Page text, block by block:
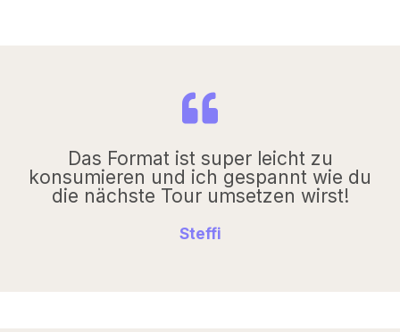
Das Format ist super leicht zu
konsumieren und ich gespannt wie du
die nächste Tour umsetzen wirst!
Steffi